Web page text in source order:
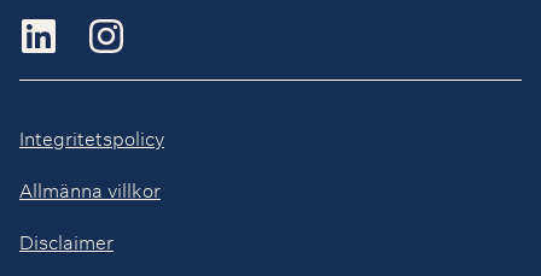
Integritetspolicy
Allmänna villkor
Disclaimer